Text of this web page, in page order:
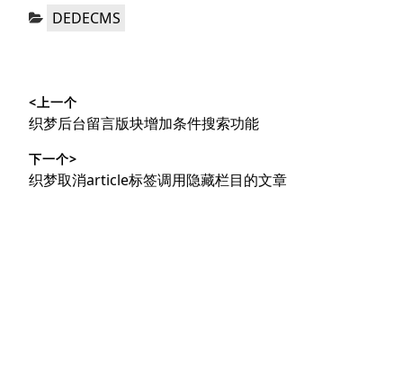
分
DEDECMS
章
导
航
<上一个
上
文
章：
织梦后台留言版块增加条件搜索功能
下一个>
下
织梦取消article标签调用隐藏栏目的文章